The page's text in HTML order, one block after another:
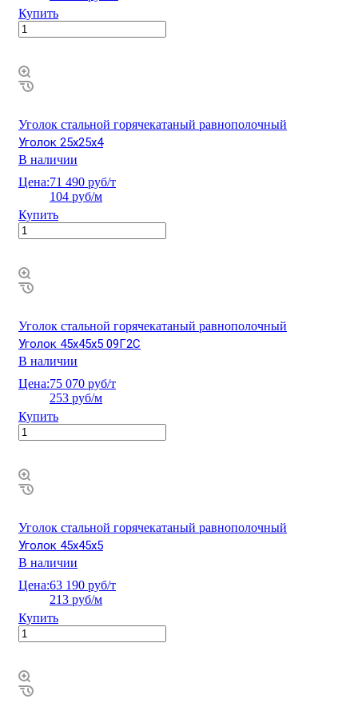
Купить
Уголок стальной горячекатаный равнополочный
Уголок 25х25х4
В наличии
Цена:71 490 руб/т
104 руб/м
Купить
Уголок стальной горячекатаный равнополочный
Уголок 45х45х5 09Г2С
В наличии
Цена:75 070 руб/т
253 руб/м
Купить
Уголок стальной горячекатаный равнополочный
Уголок 45х45х5
В наличии
Цена:63 190 руб/т
213 руб/м
Купить